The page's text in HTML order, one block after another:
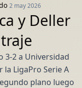
2 may 2026
y Deller
3-2 a Universidad
LigaPro Serie A
plano luego